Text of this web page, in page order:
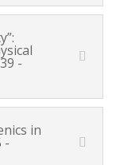
-
in
-